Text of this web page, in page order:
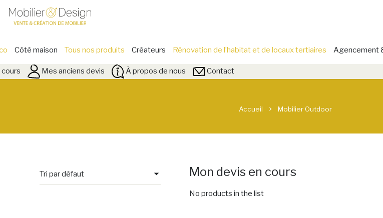
Côté maison Tous nos produits Créateurs Rénovation de l’habitat et de locaux tertiaires Agencement
Mes anciens devis À propos de nous Contact
Accueil chevron_right Mobilier Outdoor
Mon devis en cours
No products in the list